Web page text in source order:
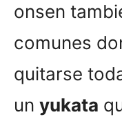
onsen
comunes
quitarse
un yukata